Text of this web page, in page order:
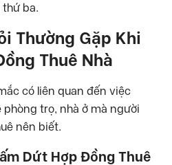
thứ ba.
Thường Gặp Khi
Thuê Nhà
có liên quan đến việc
trọ, nhà ở mà người
nên biết.
Dứt Hợp Đồng Thuê